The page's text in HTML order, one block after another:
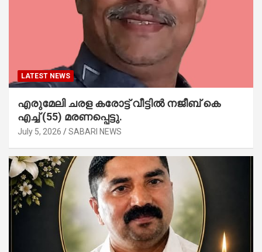
LATEST NEWS
എരുമേലി ചരള കരോട്ട് വീട്ടിൽ നജീബ് കെ
എച്ച് (55) മരണപ്പെട്ടു.
July 5, 2026 SABARI NEWS